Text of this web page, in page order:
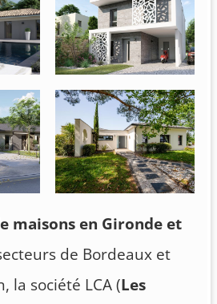
maisons en Gironde et
de Bordeaux et
la société LCA (Les